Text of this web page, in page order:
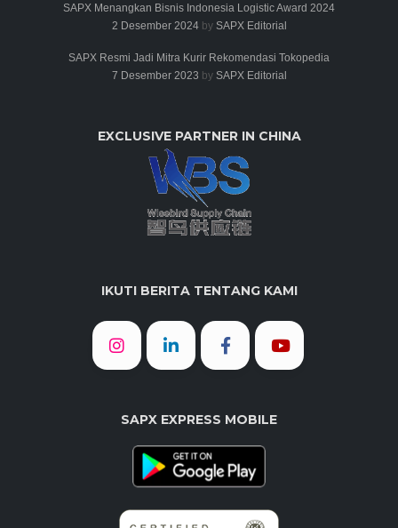
SAPX Menangkan Bisnis Indonesia Logistic Award 2024
2 Desember 2024by SAPX Editorial
SAPX Resmi Jadi Mitra Kurir Rekomendasi Tokopedia
7 Desember 2023 by SAPX Editorial
EXCLUSIVE PARTNER IN CHINA
IKUTI BERITA TENTANG KAMI
SAPX EXPRESS MOBILE